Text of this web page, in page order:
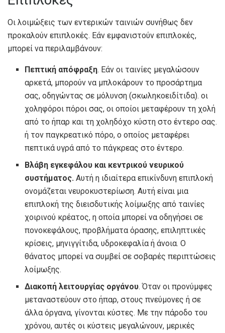
Οι λοιμώξεις των εντερικών ταινιών συνήθως δεν
προκαλούν επιπλοκές. Εάν εμφανιστούν επιπλοκές,
μπορεί να περιλαμβάνουν:
Πεπτική απόφραξη. Εάν οι ταινίες μεγαλώσουν
αρκετά, μπορούν να μπλοκάρουν το προσάρτημα
σας, οδηγώντας σε μόλυνση (σκωληκοειδίτιδα). οι
χοληφόροι πόροι σας, οι οποίοι μεταφέρουν τη χολή
από το ήπαρ και τη χοληδόχο κύστη στο έντερο σας.
ή τον παγκρεατικό πόρο, ο οποίος μεταφέρει
πεπτικά υγρά από το πάγκρεας στο έντερο.
Βλάβη εγκεφάλου και κεντρικού νευρικού
συστήματος. Αυτή η ιδιαίτερα επικίνδυνη επιπλοκή
ονομάζεται νευροκυστερίωση. Αυτή είναι μια
επιπλοκή της διεισδυτικής λοίμωξης από ταινίες
χοιρινού κρέατος, η οποία μπορεί να οδηγήσει σε
πονοκεφάλους, προβλήματα όρασης, επιληπτικές
κρίσεις, μηνιγγίτιδα, υδροκεφαλία ή άνοια. Ο
θάνατος μπορεί να συμβεί σε σοβαρές περιπτώσεις
λοίμωξης.
Διακοπή λειτουργίας οργάνου. Όταν οι προνύμφες
μεταναστεύουν στο ήπαρ, στους πνεύμονες ή σε
άλλα όργανα, γίνονται κύστες. Με την πάροδο του
χρόνου, αυτές οι κύστεις μεγαλώνουν, μερικές